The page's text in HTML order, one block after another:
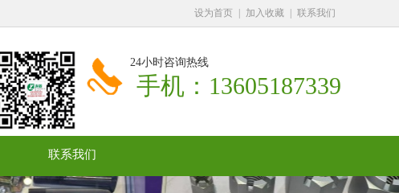
设为首页 加入收藏 联系我们
24小时咨询热线
手机：13605187339
联系我们